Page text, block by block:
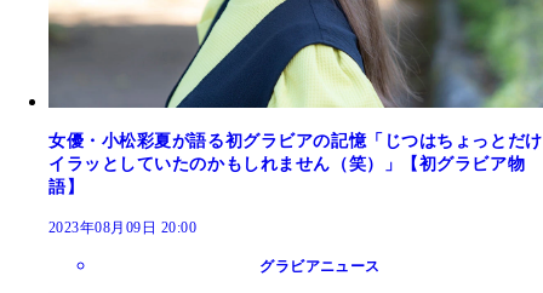
女優・小松彩夏が語る初グラビアの記憶「じつはちょっとだけ
イラッとしていたのかもしれません（笑）」【初グラビア物
語】
2023年08月09日 20:00
グラビアニュース